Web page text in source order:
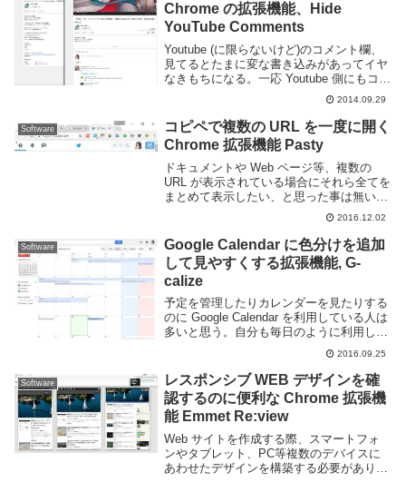
Chrome の拡張機能、Hide
YouTube Comments
Youtube (に限らないけど)のコメント欄、
見てるとたまに変な書き込みがあってイヤ
なきもちになる。一応 Youtube 側にもコメ
ントの評価機能的なものがあってあまり酷
いものはワンクリック置かないと見れない
ようにはなっているのだがそれで...
2014.09.29
Software
コピペで複数の URL を一度に開く
Chrome 拡張機能 Pasty
ドキュメントや Web ページ等、複数の
URL が表示されている場合にそれら全てを
まとめて表示したい、と思った事は無いだ
ろうか。そういう場合に一つずつ URL コ
ピペして貼り付けてといった操作をするの
は結構面倒だ。Google Chrom...
2016.12.02
Software
Google Calendar に色分けを追加
して見やすくする拡張機能, G-
calize
予定を管理したりカレンダーを見たりする
のに Google Calendar を利用している人は
多いと思う。自分も毎日のように利用して
いる。Google Calendar を使っていて物足
りないなと思う事の一つに土日や今日の色
分けがされてなく...
2016.09.25
Software
レスポンシブ WEB デザインを確
認するのに便利な Chrome 拡張機
能 Emmet Re:view
Web サイトを作成する際、スマートフォ
ンやタブレット、PC等複数のデバイスに
あわせたデザインを構築する必要がありま